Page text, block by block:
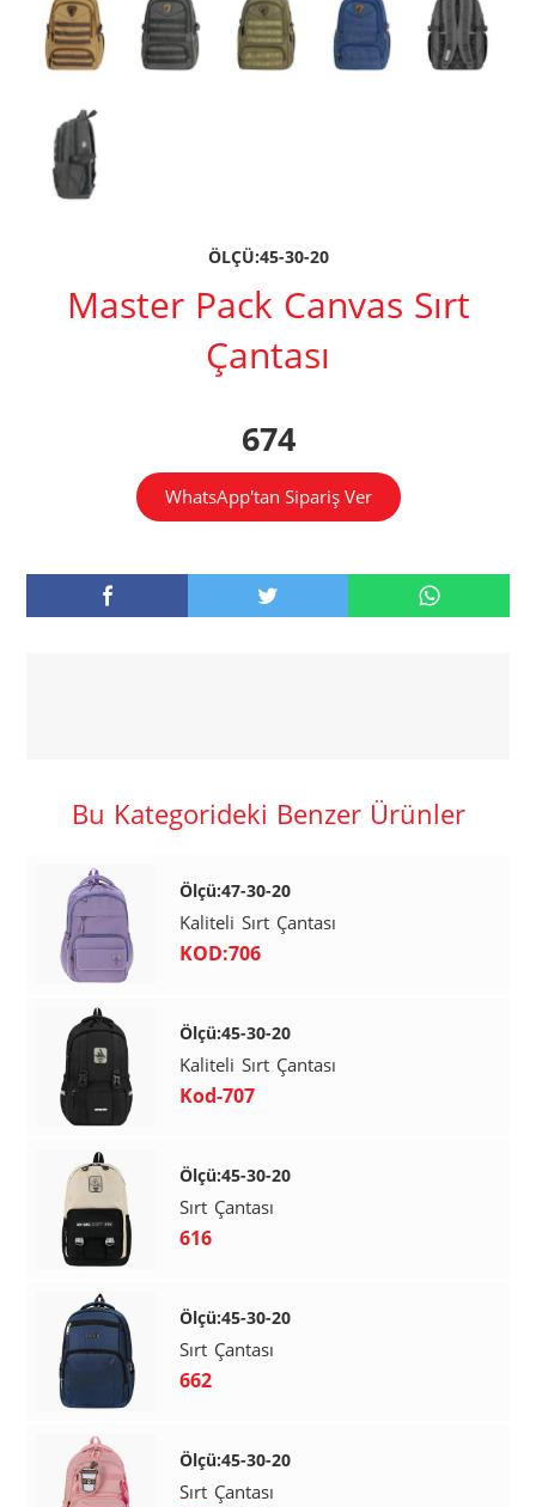
ÖLÇÜ:45-30-20
Master Pack Canvas Sırt
Çantası
674
WhatsApp'tan Sipariş Ver
Bu Kategorideki Benzer Ürünler
Ölçü:47-30-20
Kaliteli Sırt Çantası
KOD:706
Ölçü:45-30-20
Kaliteli Sırt Çantası
Kod-707
Ölçü:45-30-20
Sırt Çantası
616
Ölçü:45-30-20
Sırt Çantası
662
Ölçü:45-30-20
Sırt Çantası